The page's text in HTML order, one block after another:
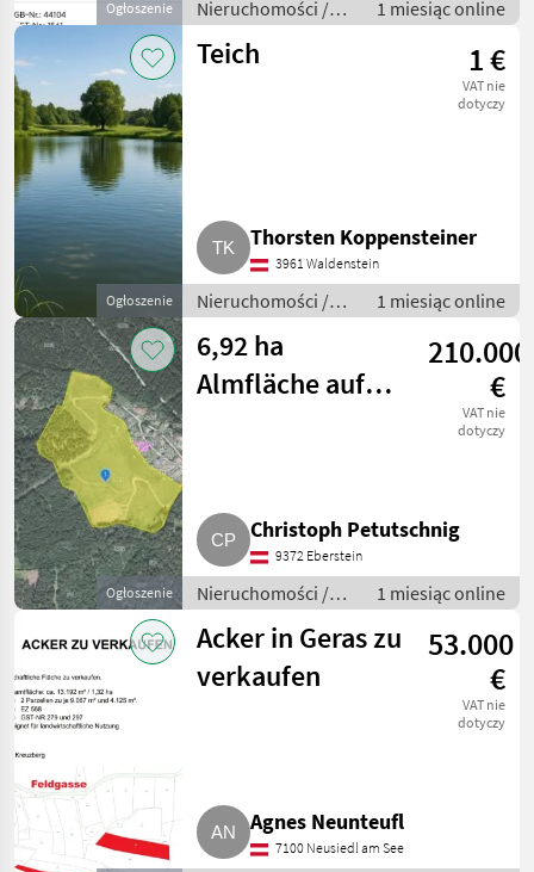
Ogłoszenie
Nieruchomości /
Działki
1 miesiąc online
Ogłoszenie
Teich 1 €
VAT nie
dotyczy
Thorsten Koppensteiner
3961 Waldenstein
Nieruchomości /
Działki
1 miesiąc online
Ogłoszenie
6,92 ha
Almfläche auf
210.000
€
VAT nie
dotyczy
Christoph Petutschnig
9372 Eberstein
Nieruchomości /
Działki
1 miesiąc online
Acker in Geras zu
verkaufen
53.000
€
VAT nie
dotyczy
Agnes Neunteufl
7100 Neusiedl am See